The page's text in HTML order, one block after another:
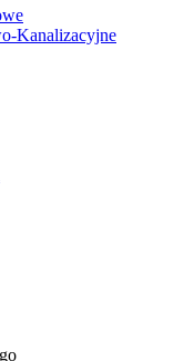
Kanalizacyjne